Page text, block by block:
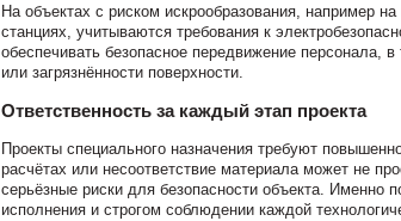
На объектах с риском искрообразования, например
станциях, учитываются требования к
обеспечивать безопасное передвижение персонала,
или загрязнённости поверхности.
Ответственность за каждый этап проекта
Проекты специального назначения требуют
расчётах или несоответствие материала может не
серьёзные риски для безопасности объекта. Именно
исполнения и строгом соблюдении каждой